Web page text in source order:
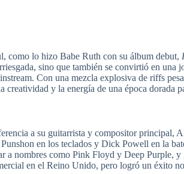
como lo hizo Babe Ruth con su álbum debut,
sino que también se convirtió en una
Con una mezcla explosiva de riffs
creatividad y la energía de una época dorada
a su guitarrista y compositor principal,
en los teclados y Dick Powell en la
a nombres como Pink Floyd y Deep Purple, y
en el Reino Unido, pero logró un éxito